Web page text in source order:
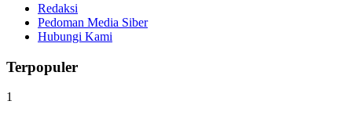
Redaksi
Pedoman Media Siber
Hubungi Kami
Terpopuler
1